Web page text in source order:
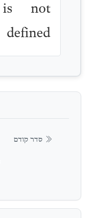
is not
defined
סדר קודם